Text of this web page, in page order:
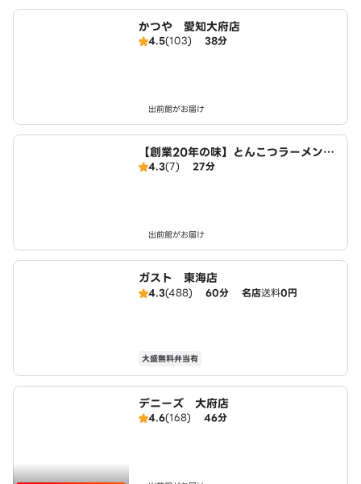
かつや 愛知大府店
4.5(103) 38分
出前館がお届け
【創業20年の味】とんこつラーメン・
つけ麺 麺屋たけぞう
4.3(7) 27分
出前館がお届け
ガスト 東海店
4.3(488) 60分 名店送料0円
大盛無料弁当有
デニーズ 大府店
4.6(168) 46分